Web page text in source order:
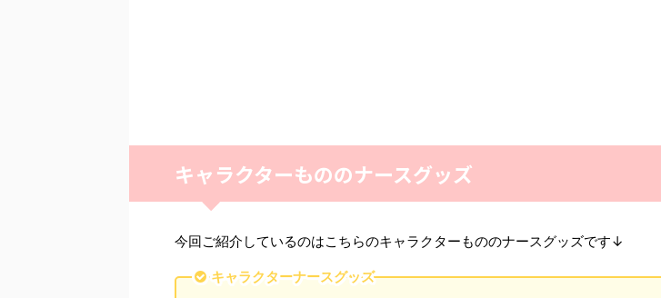
キャラクターもののナースグッズ
今回ご紹介しているのはこちらのキャラクターもののナースグッズです↓
キャラクターナースグッズ